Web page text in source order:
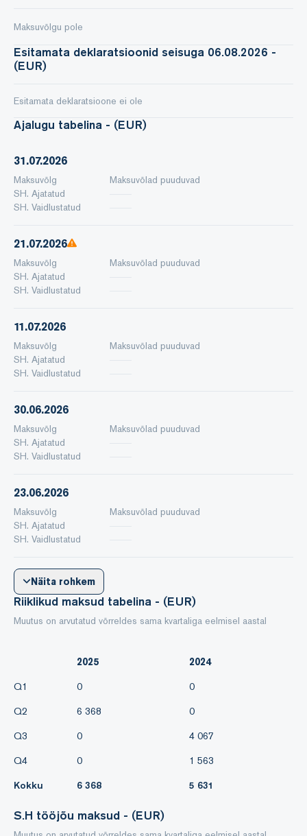
Maksuvõlgu pole
Esitamata deklaratsioonid seisuga 06.08.2026 -
(EUR)
Esitamata deklaratsioone ei ole
Ajalugu tabelina - (EUR)
31.07.2026
Maksuvõlg
Maksuvõlad puuduvad
SH. Ajatatud
SH. Vaidlustatud
21.07.2026
Maksuvõlg
Maksuvõlad puuduvad
SH. Ajatatud
SH. Vaidlustatud
11.07.2026
Maksuvõlg
Maksuvõlad puuduvad
SH. Ajatatud
SH. Vaidlustatud
30.06.2026
Maksuvõlg
Maksuvõlad puuduvad
SH. Ajatatud
SH. Vaidlustatud
23.06.2026
Maksuvõlg
Maksuvõlad puuduvad
SH. Ajatatud
SH. Vaidlustatud
Näita rohkem
Riiklikud maksud tabelina - (EUR)
Muutus on arvutatud võrreldes sama kvartaliga eelmisel aastal
2025
2024
Q1
0
0
Q2
6 368
0
Q3
0
4 067
Q4
0
1 563
Kokku
6 368 5 631
S.H tööjõu maksud - (EUR)